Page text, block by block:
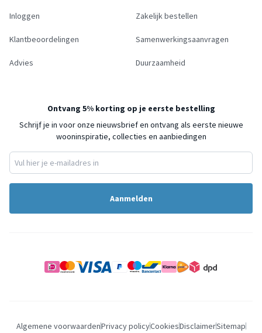
Inloggen
Klantbeoordelingen
Advies
Zakelijk bestellen
Samenwerkingsaanvragen
Duurzaamheid
Ontvang 5% korting op je eerste bestelling
Schrijf je in voor onze nieuwsbrief en ontvang als eerste nieuwe
wooninspiratie, collecties en aanbiedingen
Aanmelden
Algemene voorwaardenPrivacy policyCookiesDisclaimerSitemap